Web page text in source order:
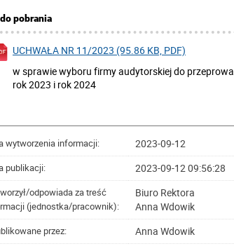
pobrania
UCHWAŁA NR 11/2023 (95.86 KB, PDF)
w sprawie wyboru firmy audytorskiej do
rok 2023 i rok 2024
wytworzenia informacji: 2023-09-12
publikacji: 2023-09-12 09:56:28
odpowiada za treść
(jednostka/pracownik):
Biuro Rektora
Anna Wdowik
przez: Anna Wdowik